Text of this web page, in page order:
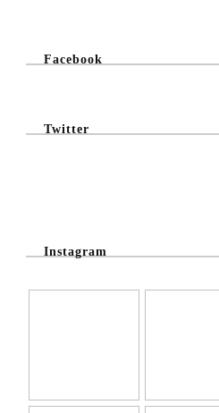
Facebook
Twitter
Instagram